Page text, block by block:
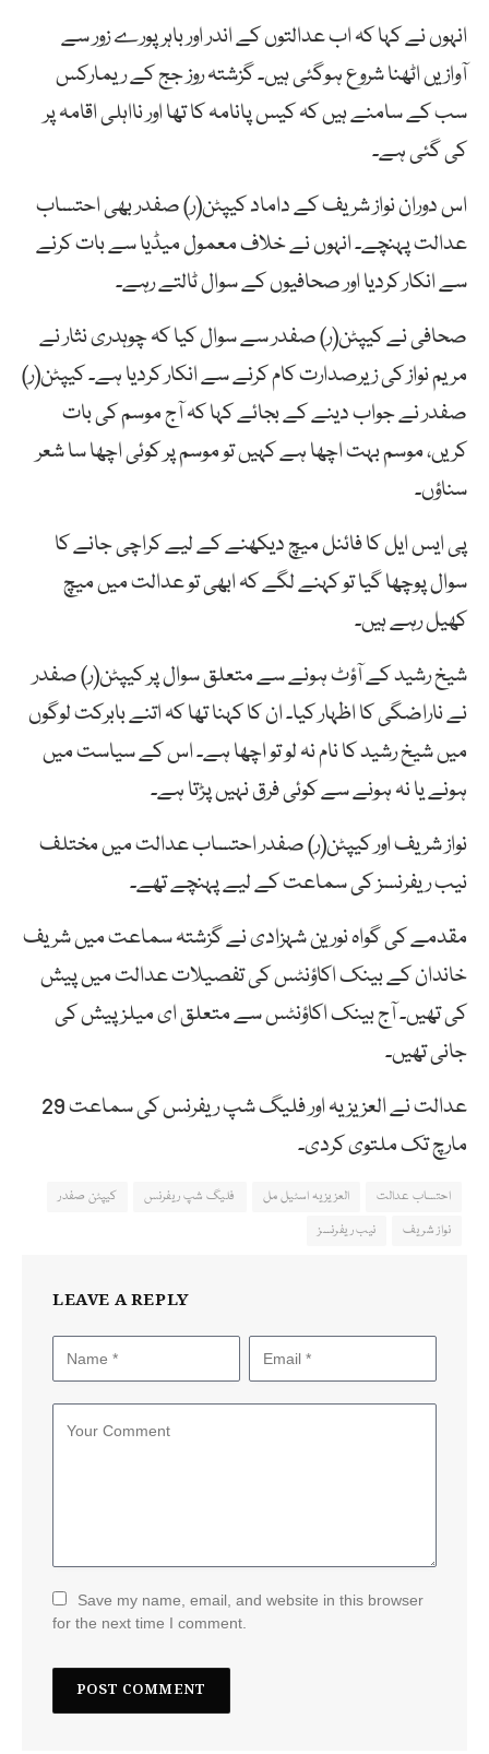
انہوں نے کہا کہ اب عدالتوں کے اندر اور باہر پورے زور سے
آوازیں اٹھنا شروع ہوگئی ہیں۔ گزشتہ روز جج کے ریمارکس
سب کے سامنے ہیں کہ کیس پانامہ کا تھا اور نااہلی اقامہ پر
کی گئی ہے۔
اس دوران نواز شریف کے داماد کیپٹن(ر) صفدر بھی احتساب
عدالت پہنچے۔ انہوں نے خلاف معمول میڈیا سے بات کرنے
سے انکار کردیا اور صحافیوں کے سوال ٹالتے رہے۔
صحافی نے کیپٹن(ر) صفدر سے سوال کیا کہ چوہدری نثار نے
مریم نواز کی زیرصدارت کام کرنے سے انکار کردیا ہے۔ کیپٹن(ر)
صفدر نے جواب دینے کے بجائے کہا کہ آج موسم کی بات
کریں، موسم بہت اچھا ہے کہیں تو موسم پر کوئی اچھا سا شعر
سناؤں۔
پی ایس ایل کا فائنل میچ دیکھنے کے لیے کراچی جانے کا
سوال پوچھا گیا تو کہنے لگے کہ ابھی تو عدالت میں میچ
کھیل رہے ہیں۔
شیخ رشید کے آؤٹ ہونے سے متعلق سوال پر کیپٹن(ر) صفدر
نے ناراضگی کا اظہار کیا۔ ان کا کہنا تھا کہ اتنے بابرکت لوگوں
میں شیخ رشید کا نام نہ لو تو اچھا ہے۔ اس کے سیاست میں
ہونے یا نہ ہونے سے کوئی فرق نہیں پڑتا ہے۔
نواز شریف اور کیپٹن(ر) صفدر احتساب عدالت میں مختلف
نیب ریفرنسز کی سماعت کے لیے پہنچے تھے۔
مقدمے کی گواہ نورین شہزادی نے گزشتہ سماعت میں شریف
خاندان کے بینک اکاؤنٹس کی تفصیلات عدالت میں پیش
کی تھیں۔ آج بینک اکاؤنٹس سے متعلق ای میلز پیش کی
جانی تھیں۔
عدالت نے العزیزیہ اور فلیگ شپ ریفرنس کی سماعت 29
مارچ تک ملتوی کردی۔
احتساب عدالت العزیزیہ اسٹیل مل فلیگ شپ ریفرنس
کیپٹن صفدر
نواز شریف
نیب ریفرنسز
LEAVE A REPLY
Save my name, email, and website in this browser
for the next time I comment.